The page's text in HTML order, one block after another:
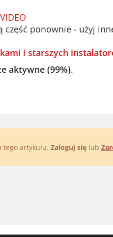
VIDEO
część ponownie - użyj
i starszych
aktywne (99%).
artykułu. Zaloguj się lub